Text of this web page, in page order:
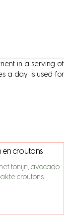
in a serving of
a day is used for
en croutons
tonijn, avocado
croutons.